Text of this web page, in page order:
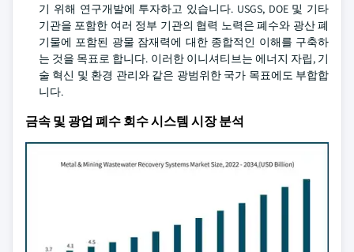
기 위해 연구개발에 투자하고 있습니다. USGS, DOE 및 기타
기관을 포함한 여러 정부 기관의 협력 노력은 폐수와 광산 폐
기물에 포함된 광물 잠재력에 대한 종합적인 이해를 구축하
는 것을 목표로 합니다. 이러한 이니셔티브는 에너지 자립, 기
술 혁신 및 환경 관리와 같은 광범위한 국가 목표에도 부합합
니다.
금속 및 광업 폐수 회수 시스템 시장 분석